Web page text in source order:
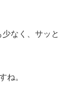
なく、サッと
ね。